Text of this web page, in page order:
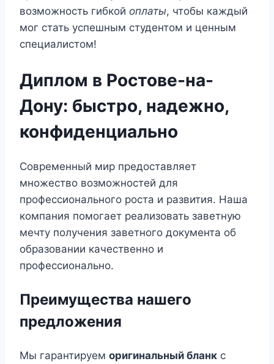
возможность гибкой оплаты, чтобы каждый
мог стать успешным студентом и ценным
специалистом!
Диплом в Ростове-на-
Дону: быстро, надежно,
конфиденциально
Современный мир предоставляет
множество возможностей для
профессионального роста и развития. Наша
компания помогает реализовать заветную
мечту получения заветного документа об
образовании качественно и
профессионально.
Преимущества нашего
предложения
Мы гарантируем оригинальный бланк с